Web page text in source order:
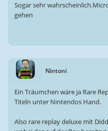
Sogar sehr
gehen
Nintoni
Ein Träumchen wäre ja Rare
Titeln unter Nintendos Hand.
Also rare replay deluxe mit